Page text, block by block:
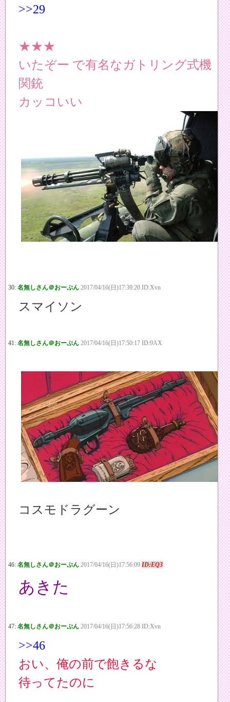
>>29
★★★
いたぞー で有名なガトリング式機
関銃
カッコいい
30: 名無しさん＠おーぷん 2017/04/16(日)17:39:20 ID:Xvn
スマイソン
41: 名無しさん＠おーぷん 2017/04/16(日)17:50:17 ID:9AX
コスモドラグーン
46: 名無しさん＠おーぷん 2017/04/16(日)17:56:09 ID:EQ3
あきた
47: 名無しさん＠おーぷん 2017/04/16(日)17:56:28 ID:Xvn
>>46
おい、俺の前で飽きるな
待ってたのに